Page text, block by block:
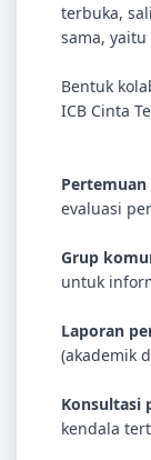
terbuka,
sama,
Bentuk
ICB Cinta
evaluasi
Grup
untuk
Laporan
(akademik
Konsultasi
kendala